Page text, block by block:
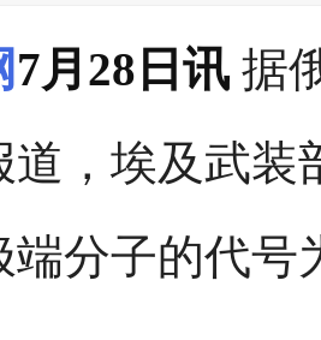
7月28日讯 据
道，埃及武装
端分子的代